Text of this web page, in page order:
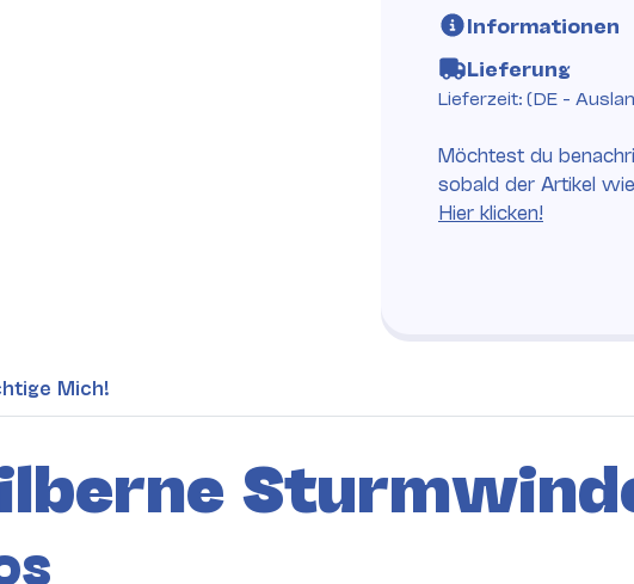
Möchtest du
sobald der Artikel
Hier klicken!
Informationen
Lieferung
Lieferzeit: (DE -
Mich!